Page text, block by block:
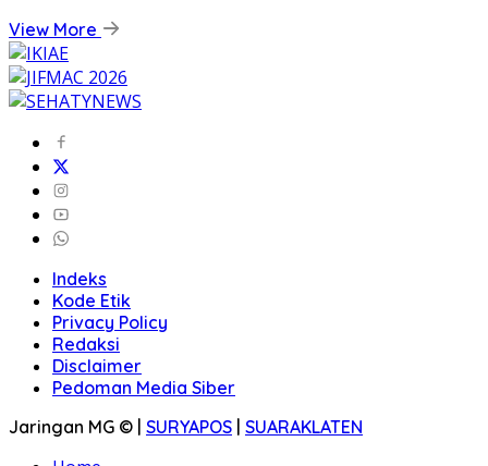
View More
Indeks
Kode Etik
Privacy Policy
Redaksi
Disclaimer
Pedoman Media Siber
Jaringan MG © | SURYAPOS | SUARAKLATEN